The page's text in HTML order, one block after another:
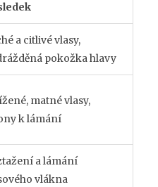
a citlivé vlasy,
pokožka hlavy
matné vlasy,
k lámání
a lámání
vlákna